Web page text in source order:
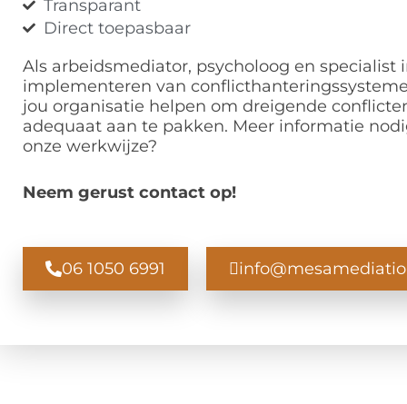
Transparant
Direct toepasbaar
Als arbeidsmediator, psycholoog en specialist
implementeren van
jou organisatie helpen om dreigende
adequaat aan te pakken. Meer informatie
onze werkwijze?
Neem gerust contact op!
06 1050 6991